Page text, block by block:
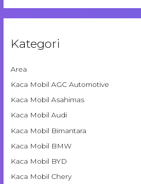
Kategori
Area
Kaca Mobil AGC Automotive
Kaca Mobil Asahimas
Kaca Mobil Audi
Kaca Mobil Bimantara
Kaca Mobil BMW
Kaca Mobil BYD
Kaca Mobil Chery